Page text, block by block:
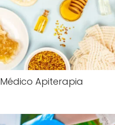
Médico Apiterapia